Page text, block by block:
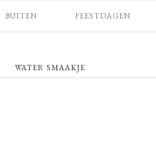
BUITEN FEESTDAGEN
WATER SMAAKJE